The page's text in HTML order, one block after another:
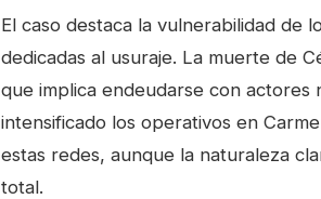
El caso destaca la vulnerabilidad de
dedicadas al usuraje. La muerte de
que implica endeudarse con actores
intensificado los operativos en
estas redes, aunque la naturaleza
total.